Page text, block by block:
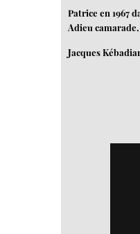
Patrice en 1967
Adieu
Jacques